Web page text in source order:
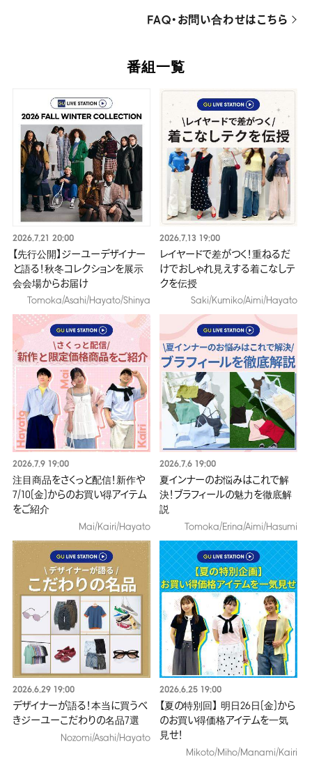
FAQ・お問い合わせはこちら
番組一覧
2026.7.21 20:00
【先行公開】ジーユーデザイナー
と語る！秋冬コレクションを展示
会会場からお届け​
Tomoka/Asahi/Hayato/Shinya
2026.7.13 19:00
レイヤードで差がつく！重ねるだ
けでおしゃれ見えする着こなしテ
クを伝授​
Saki/Kumiko/Aimi/Hayato
2026.7.9 19:00
注目商品をさくっと配信！新作や
7/10(金)からのお買い得アイテム
をご紹介
Mai/Kairi/Hayato
2026.7.6 19:00
夏インナーのお悩みはこれで解
決！ブラフィールの魅力を徹底解
説
Tomoka/Erina/Aimi/Hasumi
2026.6.29 19:00
デザイナーが語る！本当に買うべ
きジーユーこだわりの名品7選​
Nozomi/Asahi/Hayato
2026.6.25 19:00
【夏の特別回】 明日26日(金)から
のお買い得価格アイテムを一気
見せ！
Mikoto/Miho/Manami/Kairi